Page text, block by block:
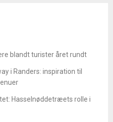
blandt turister året rundt
i Randers: inspiration til
Hasselnøddetræets rolle i